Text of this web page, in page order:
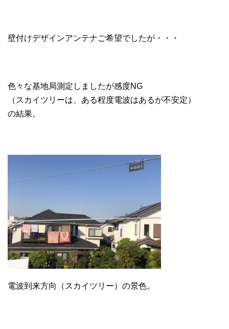
壁付けデザインアンテナご希望でしたが・・・
色々な基地局測定しましたが感度NG
（スカイツリーは、ある程度電波はあるが不安定）
の結果。
電波到来方向（スカイツリー）の景色。